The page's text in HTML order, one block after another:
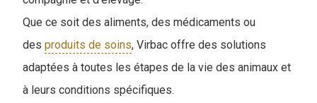
Que ce soit des aliments, des médicaments ou
des produits de soins, Virbac offre des solutions
adaptées à toutes les étapes de la vie des animaux et
à leurs conditions spécifiques.